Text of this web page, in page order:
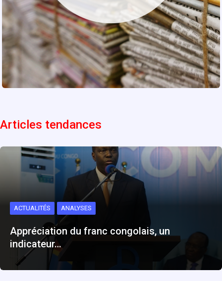
Articles tendances
ACTUALITÉS ANALYSES
Appréciation du franc congolais, un
indicateur…